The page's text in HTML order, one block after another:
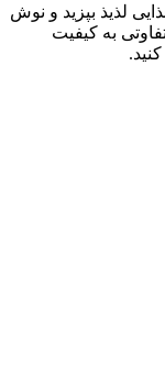
بپزید و نوش
کیفیت